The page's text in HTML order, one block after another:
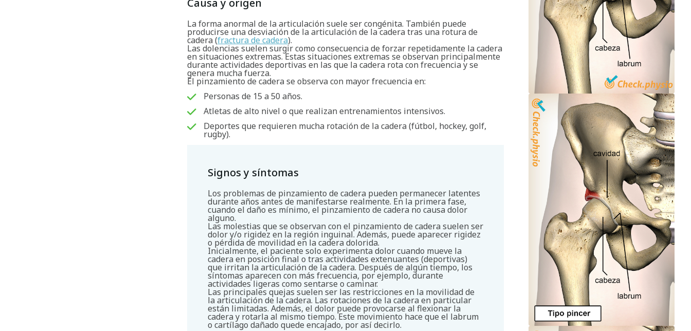
Buscar
Causa y origen
La forma anormal de la articulación suele ser congénita. También puede
producirse una desviación de la articulación de la cadera tras una rotura de
cadera (fractura de cadera).
Las dolencias suelen surgir como consecuencia de forzar repetidamente la cadera
en situaciones extremas. Estas situaciones extremas se observan principalmente
durante actividades deportivas en las que la cadera rota con frecuencia y se
genera mucha fuerza.
El pinzamiento de cadera se observa con mayor frecuencia en:
Personas de 15 a 50 años.
Atletas de alto nivel o que realizan entrenamientos intensivos.
Deportes que requieren mucha rotación de la cadera (fútbol, hockey, golf,
rugby).
Signos y síntomas
Los problemas de pinzamiento de cadera pueden permanecer latentes
durante años antes de manifestarse realmente. En la primera fase,
cuando el daño es mínimo, el pinzamiento de cadera no causa dolor
alguno.
Las molestias que se observan con el pinzamiento de cadera suelen ser
dolor y/o rigidez en la región inguinal. Además, puede aparecer rigidez
o pérdida de movilidad en la cadera dolorida.
Inicialmente, el paciente solo experimenta dolor cuando mueve la
cadera en posición final o tras actividades extenuantes (deportivas)
que irritan la articulación de la cadera. Después de algún tiempo, los
síntomas aparecen con más frecuencia, por ejemplo, durante
actividades ligeras como sentarse o caminar.
Las principales quejas suelen ser las restricciones en la movilidad de
la articulación de la cadera. Las rotaciones de la cadera en particular
están limitadas. Además, el dolor puede provocarse al flexionar la
cadera y rotarla al mismo tiempo. Este movimiento hace que el labrum
o cartílago dañado quede encajado, por así decirlo.